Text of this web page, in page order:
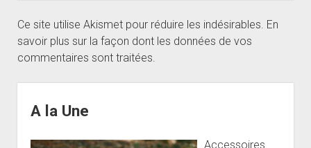
Ce site utilise Akismet pour réduire les indésirables. En
savoir plus sur la façon dont les données de vos
commentaires sont traitées.
A la Une
Accessoires